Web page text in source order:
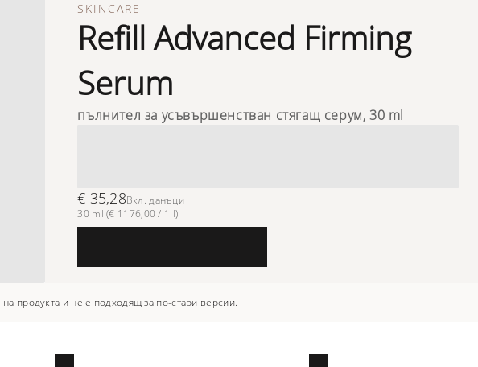
SKINCARE
Refill Advanced Firming
Serum
пълнител за усъвършенстван стягащ серум, 30 ml
€ 35,28Вкл. данъци
30 ml (€ 1176,00 / 1 l)
продукта и не е подходящ за по-стари версии.